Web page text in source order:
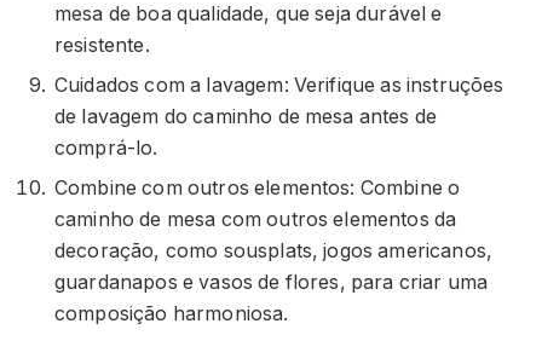
mesa de boa qualidade, que seja durável e
resistente.
Cuidados com a lavagem: Verifique as instruções
de lavagem do caminho de mesa antes de
comprá-lo.
Combine com outros elementos: Combine o
caminho de mesa com outros elementos da
decoração, como sousplats, jogos americanos,
guardanapos e vasos de flores, para criar uma
composição harmoniosa.